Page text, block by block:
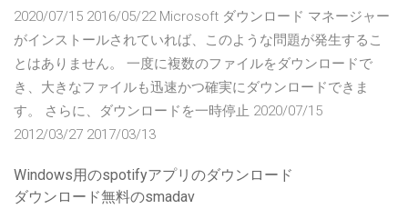
2020/07/15 2016/05/22 Microsoft ダウンロード マネージャー
がインストールされていれば、このような問題が発生するこ
とはありません。 一度に複数のファイルをダウンロードで
き、大きなファイルも迅速かつ確実にダウンロードできま
す。 さらに、ダウンロードを一時停止 2020/07/15
2012/03/27 2017/03/13
Windows用のspotifyアプリのダウンロード
ダウンロード無料のsmadav